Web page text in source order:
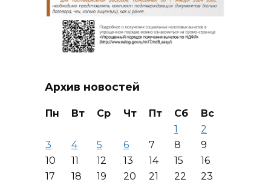
Архив новостей
Пн Вт Ср Чт Пт Сб
Вс
1
2
3
4 5 6 7 8
9
10
11 12 13 14 15
16
17
18 19 20 21 22
23